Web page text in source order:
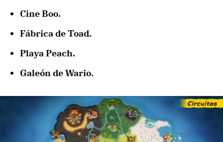
Cine Boo.
Fábrica de Toad.
Playa Peach.
Galeón de Wario.